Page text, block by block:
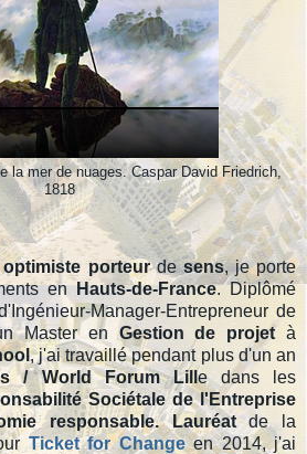
la mer de nuages. Caspar David Friedrich,
1818
optimiste porteurdesens, je porte
en Hauts-de-France. Diplômé
Manager-Entrepreneur de
Master en Gestion de projetà
, j'ai travaillé pendant plus d'un an
/ World Forum Lille dans les
Sociétale de l'Entreprise
responsable. Lauréatde la
Ticket for Changeen 2014, j'ai